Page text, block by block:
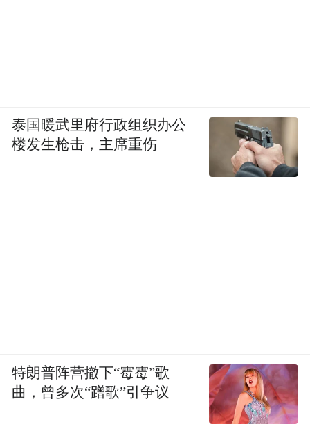
泰国暖武里府行政组织办公
楼发生枪击，主席重伤
特朗普阵营撤下“霉霉”歌
曲，曾多次“蹭歌”引争议